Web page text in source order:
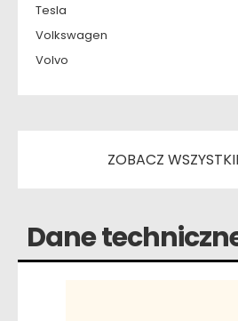
Tesla
Volkswagen
Volvo
ZOBACZ
Dane